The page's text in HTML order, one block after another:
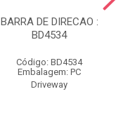
BARRA DE DIRECAO :
BD4534
Código: BD4534
Embalagem: PC
Driveway